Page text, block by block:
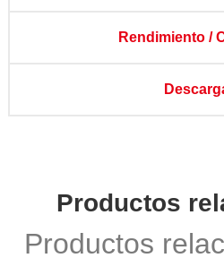
Rendimiento /
Productos
Productos